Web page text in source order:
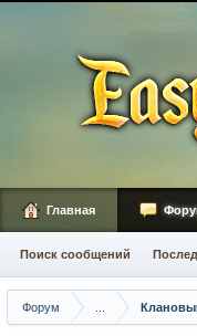
Форум
Главная
Поиск сообщений